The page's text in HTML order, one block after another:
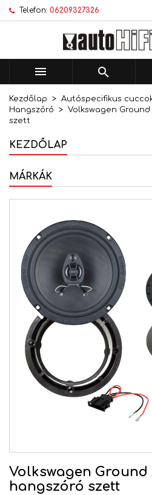
Telefon: 06209327326
 
Kezdőlap Autóspecifikus
Hangszóró
Volkswagen
szett
KEZDŐLAP
MÁRKÁK
Volkswagen Ground
hangszóró szett
Kívánságlistáim
Új lista létrehozása
Kívánságlista
Kívánságlista neve
Bejelentkezés
történő mentéséhez.